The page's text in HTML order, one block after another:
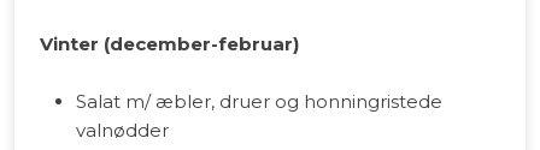
Vinter (december-februar)
Salat m/ æbler, druer og honningristede
valnødder